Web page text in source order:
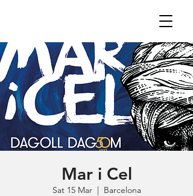
Mar i Cel
Sat 15 Mar
  |
Barcelona